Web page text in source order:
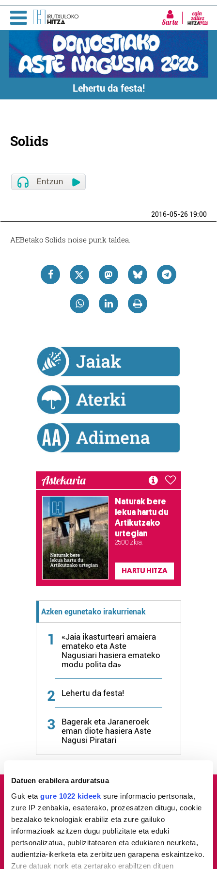
Datuen erabilera arduratsua
Guk eta gure 1022 kideek sure informacio pertsonala,
zure IP zenbakia, esaterako, prozesatzen ditugu, cookie
bezalako teknologiak erabiliz eta zure gailuko
informazioak azitzen dugu publizitate eta eduki
pertsonalizatua, publizitatearen eta edukiaren neurketa,
audientzia-ikerketa eta zerbitzuen garapena eskaintzeko.
Zure datuak nork eta zertarako erabiltzen dituen
Sartu
Lehertu da festa!
Solids
2016-05-26 19:00
AEBetako Solids noise punk taldea.
Astekaria
Naturak bere
lekua hartu du
Artikutzako
urtegian
2.500 zkia.
HARTU HITZA
Azken egunetako irakurrienak
1
«Jaia ikasturteari amaiera
emateko eta Aste
Nagusiari hasiera emateko
modu polita da»
2 Lehertu da festa!
3
Bagerak eta Jaraneroek
eman diote hasiera Aste
Nagusi Piratari